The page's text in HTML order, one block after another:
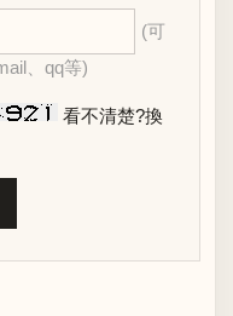
(可
、qq等)
看不清楚?換